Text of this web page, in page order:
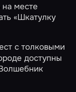
на месте
«Шкатулку
с толковыми
доступны